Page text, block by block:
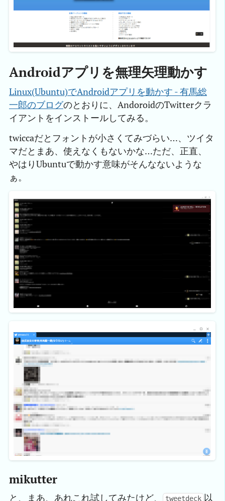
Androidアプリを無理矢理動かす
Linux(Ubuntu)でAndroidアプリを動かす - 有馬総
一郎のブログのとおりに、AndoroidのTwitterクラ
イアントをインストールしてみる。
twiccaだとフォントが小さくてみづらい…、ツイタ
マだとまあ、使えなくもないかな…ただ、正直、
やはりUbuntuで動かす意味がそんなないような
ぁ。
mikutter
と、まあ、あれこれ試してみたけど、 tweetdeck 以